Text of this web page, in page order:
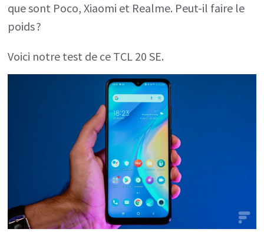
que sont Poco, Xiaomi et Realme. Peut-il faire le
poids ?
Voici notre test de ce TCL 20 SE.